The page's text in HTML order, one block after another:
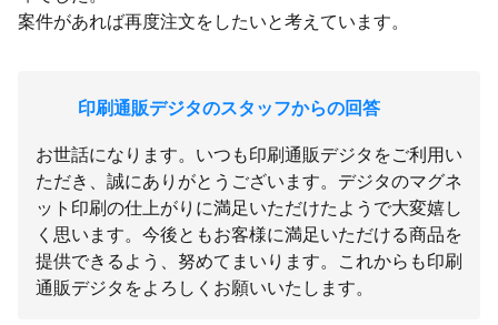
案件があれば再度注文をしたいと考えています。
印刷通販デジタのスタッフからの回答
お世話になります。いつも印刷通販デジタをご利用い
ただき、誠にありがとうございます。デジタのマグネ
ット印刷の仕上がりに満足いただけたようで大変嬉し
く思います。今後ともお客様に満足いただける商品を
提供できるよう、努めてまいります。これからも印刷
通販デジタをよろしくお願いいたします。